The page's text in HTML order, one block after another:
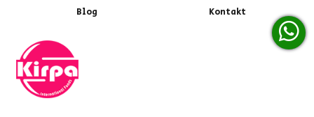
Blog Kontakt